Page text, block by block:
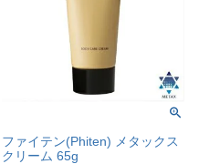
ファイテン(Phiten) メタックス
クリーム 65g